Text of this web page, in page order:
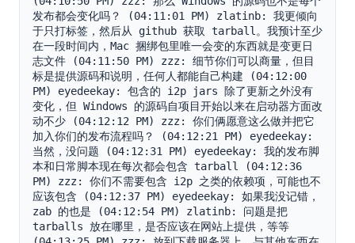
发布都会变化吗？ (04:11:01 PM) zlatinb: 我更倾向
于只打标签，然后从 github 获取 tarball。我预计至少
在一段时间内，Mac 捆绑包里唯一会变的东西就是变更日
志文件 (04:11:50 PM) zzz: 细节你们可以商量，但目
标是提供源码和说明，任何人都能自己构建 (04:12:00
PM) eyedeekay: 包含的 i2p jars 除了更新之外没有
变化，但 Windows 的源码自项目开始以来在启动器方面改
动不少 (04:12:12 PM) zzz: 你们俩愿意这么做并把它
加入你们的发布流程吗？ (04:12:21 PM) eyedeekay:
当然，没问题 (04:12:31 PM) eyedeekay: 我的发布脚
本和日常脚本现在每次都会包含 tarball (04:12:36
PM) zzz: 你们不需要包含 i2p 之类的依赖项，可能也不
应该包含 (04:12:37 PM) eyedeekay: 如果我没记错，
zab 的也是 (04:12:54 PM) zlatinb: 问题是把
tarballs 放在哪里，是否应该在网站上提供，等等